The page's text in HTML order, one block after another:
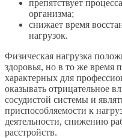
препятствует
организма;
снижает время
нагрузок.
Физическая нагрузка
здоровья, но в то же время
характерных для
оказывать отрицательное
сосудистой системы и
приспособляемости к
деятельности, снижению
расстройств.